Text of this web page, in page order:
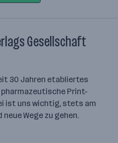
Gesellschaft
30 Jahren etabliertes
Print-
ist uns wichtig, stets am
Wege zu gehen.